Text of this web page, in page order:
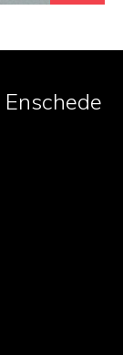
Enschede